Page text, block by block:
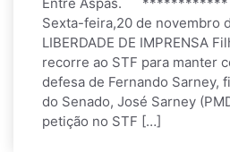
Sexta-feira,20 de
LIBERDADE DE IMPRENSA
recorre ao STF para manter
defesa de Fernando Sarney,
do Senado, José Sarney
petição no STF […]